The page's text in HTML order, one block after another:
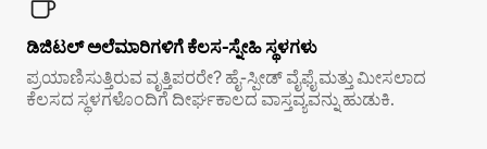
ಡಿಜಿಟಲ್ ಅಲೆಮಾರಿಗಳಿಗೆ ಕೆಲಸ-ಸ್ನೇಹಿ ಸ್ಥಳಗಳು
ಪ್ರಯಾಣಿಸುತ್ತಿರುವ ವೃತ್ತಿಪರರೇ? ಹೈ-ಸ್ಪೀಡ್ ವೈಫೈ ಮತ್ತು ಮೀಸಲಾದ
ಕೆಲಸದ ಸ್ಥಳಗಳೊಂದಿಗೆ ದೀರ್ಘಕಾಲದ ವಾಸ್ತವ್ಯವನ್ನು ಹುಡುಕಿ.